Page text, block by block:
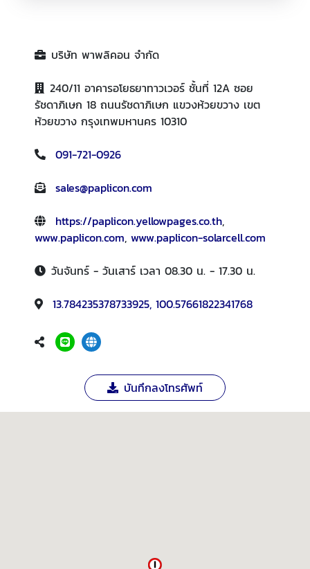
รับเหมาติดตั้งโซล่ารูฟท็อป
บริษัท พาพลิคอน จำกัด
240/11 อาคารอโยธยาทาวเวอร์ ชั้นที่ 12A ซอย
รัชดาภิเษก 18 ถนนรัชดาภิเษก แขวงห้วยขวาง เขต
ห้วยขวาง กรุงเทพมหานคร 10310
091-721-0926
sales@paplicon.com
https://paplicon.yellowpages.co.th,
www.paplicon.com, www.paplicon-solarcell.com
วันจันทร์ - วันเสาร์ เวลา 08.30 น. - 17.30 น.
13.784235378733925, 100.57661822341768
บันทึกลงโทรศัพท์